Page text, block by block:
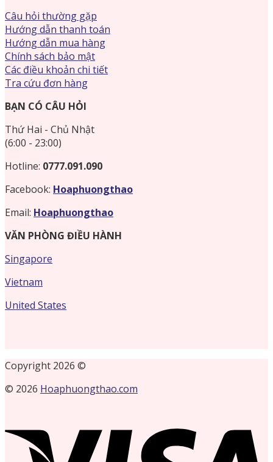
Câu hỏi thường gặp
Hướng dẫn thanh toán
Hướng dẫn mua hàng
Chính sách bảo mật
Các điều khoản chi tiết
Tra cứu đơn hàng
BẠN CÓ CÂU HỎI
Thứ Hai - Chủ Nhật
(6:00 - 23:00)
Hotline: 0777.091.090
Facebook: Hoaphuongthao
Email: Hoaphuongthao
VĂN PHÒNG ĐIỀU HÀNH
Singapore
Vietnam
United States
Copyright 2026 ©
© 2026 Hoaphuongthao.com